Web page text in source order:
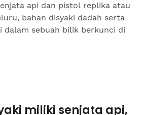
api dan pistol replika atau
bahan disyaki dadah serta
dalam sebuah bilik berkunci di
miliki senjata api,